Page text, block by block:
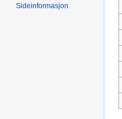
Sideinformasjon